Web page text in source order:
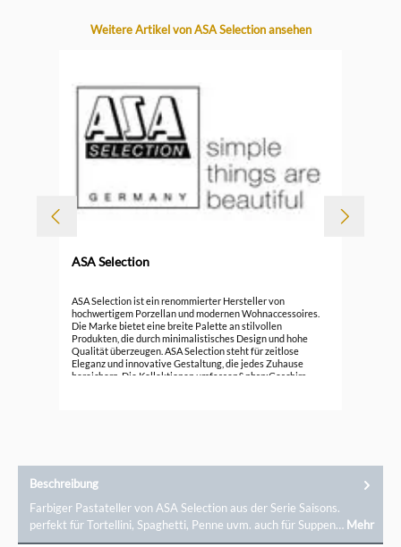
Produktgalerie überspringen
Weitere Artikel von ASA Selection ansehen
ASA Selection
ASA Selection ist ein renommierter Hersteller von
hochwertigem Porzellan und modernen Wohnaccessoires.
Die Marke bietet eine breite Palette an stilvollen
Produkten, die durch minimalistisches Design und hohe
Qualität überzeugen. ASA Selection steht für zeitlose
Eleganz und innovative Gestaltung, die jedes Zuhause
bereichern. Die Kollektionen umfassen&nbsp;Geschirr,
Ein direkter Kontakt zu der Marke ist möglich über ASA
Selection GmbH, Rudolf-Diesel-Str. 3, 56203 Höhr-
Grenzhausen, shop@asa-selection.com
Beschreibung
Farbiger Pastateller von ASA Selection aus der Serie Saisons.
perfekt für Tortellini, Spaghetti, Penne uvm. auch für Suppen… Mehr